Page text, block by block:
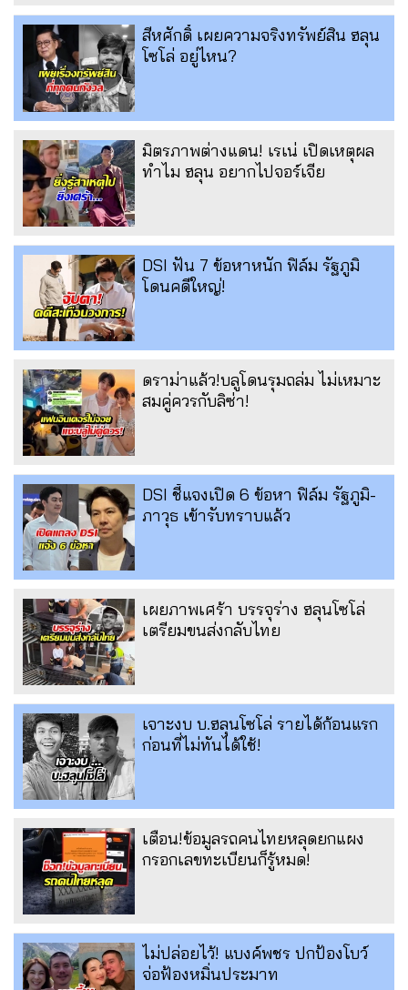
สีหศักดิ์ เผยความจริงทรัพย์สิน ฮลุน
โซโล่ อยู่ไหน?
มิตรภาพต่างแดน! เรเน่ เปิดเหตุผล
ทำไม ฮลุน อยากไปจอร์เจีย
DSI ฟัน 7 ข้อหาหนัก ฟิล์ม รัฐภูมิ
โดนคดีใหญ่!
ดราม่าแล้ว!บลูโดนรุมถล่ม ไม่เหมาะ
สมคู่ควรกับลิซ่า!
DSI ชี้แจงเปิด 6 ข้อหา ฟิล์ม รัฐภูมิ-
ภาวุธ เข้ารับทราบแล้ว
เผยภาพเศร้า บรรจุร่าง ฮลุนโซโล่
เตรียมขนส่งกลับไทย
เจาะงบ บ.ฮลุนโซโล่ รายได้ก้อนแรก
ก่อนที่ไม่ทันได้ใช้!
เตือน!ข้อมูลรถคนไทยหลุดยกแผง
กรอกเลขทะเบียนก็รู้หมด!
ไม่ปล่อยไว้! แบงค์พชร ปกป้องโบว์
จ่อฟ้องหมิ่นประมาท